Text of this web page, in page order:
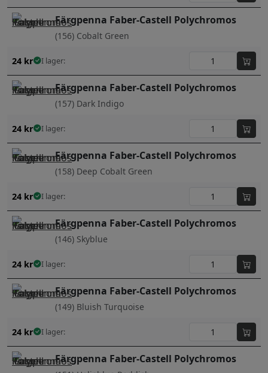
Färgpenna Faber-Castell Polychromos
(156) Cobalt Green
24 kr I lager:
Färgpenna Faber-Castell Polychromos
(157) Dark Indigo
24 kr I lager:
Färgpenna Faber-Castell Polychromos
(158) Deep Cobalt Green
24 kr I lager:
Färgpenna Faber-Castell Polychromos
(146) Skyblue
24 kr I lager:
Färgpenna Faber-Castell Polychromos
(149) Bluish Turquoise
24 kr I lager:
Färgpenna Faber-Castell Polychromos